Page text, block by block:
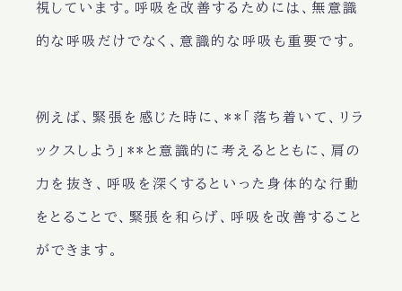
視しています。呼吸を改善するためには、 無意識
的な呼吸 だけでなく、意識的な呼吸 も重要です。
例えば、緊張を感じた時に、**「落ち着いて、リラ
ックスしよう」**と意識的に考えるとともに、 肩の
力を抜き、呼吸を深くする といった身体的な行動
をとることで、緊張を和らげ、呼吸を改善すること
ができます。